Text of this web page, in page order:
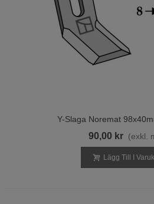
Y-Slaga Noremat
90,00 kr (exkl.
Lägg Till I